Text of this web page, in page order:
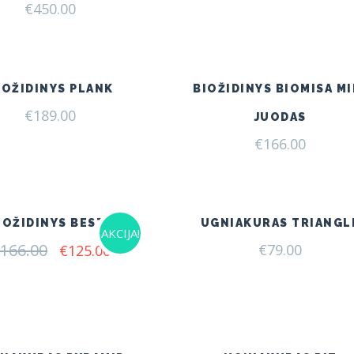
€450.00
PLANK
€189.00
BIOŽIDINYS BIOMISA
JUODAS
€166.00
AKCIJA!
BESTA
166.00 Original
€125.00Current
UGNIAKURAS
€79.00